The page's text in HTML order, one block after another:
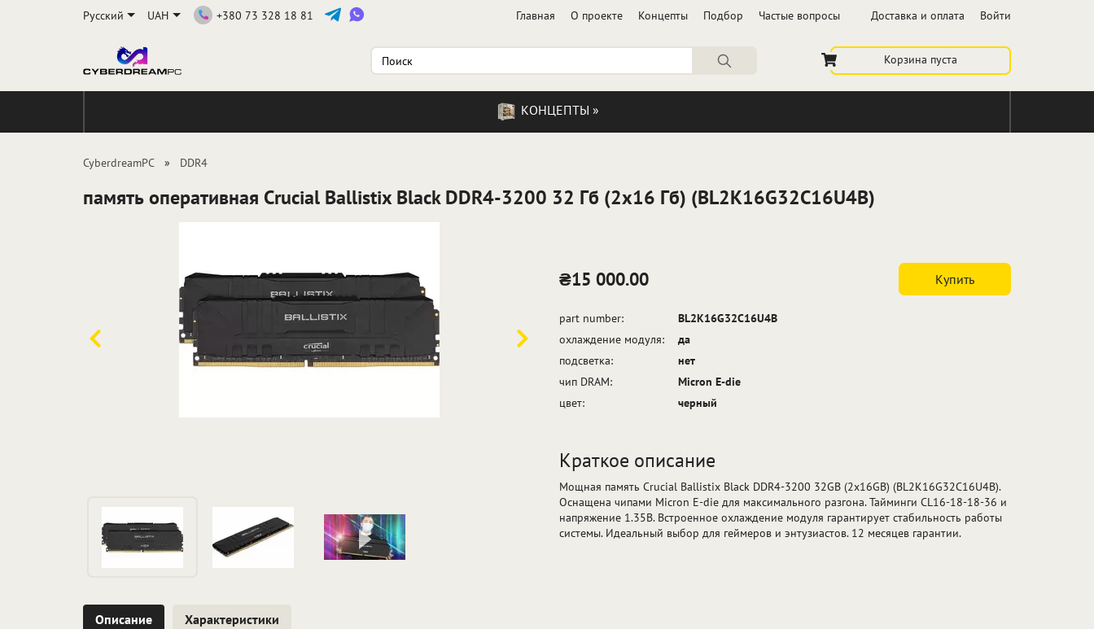
Русский UAH +380 73 328 18 81 Войти
Главная О проекте Концепты Подбор Частые вопросы Доставка и оплата
Корзина пуста
КОНЦЕПТЫ »
CyberdreamPC DDR4
память оперативная Crucial Ballistix Black DDR4-3200 32 Гб (2x16 Гб) (BL2K16G32C16U4B)
₴15 000.00 Купить
part number:
BL2K16G32C16U4B
охлаждение модуля:
да
подсветка:
нет
чип DRAM:
Micron E-die
цвет:
черный
Краткое описание
Мощная память Crucial Ballistix Black DDR4-3200 32GB (2x16GB) (BL2K16G32C16U4B).
Оснащена чипами Micron E-die для максимального разгона. Тайминги CL16-18-18-36 и
напряжение 1.35В. Встроенное охлаждение модуля гарантирует стабильность работы
системы. Идеальный выбор для геймеров и энтузиастов. 12 месяцев гарантии.
Описание Характеристики